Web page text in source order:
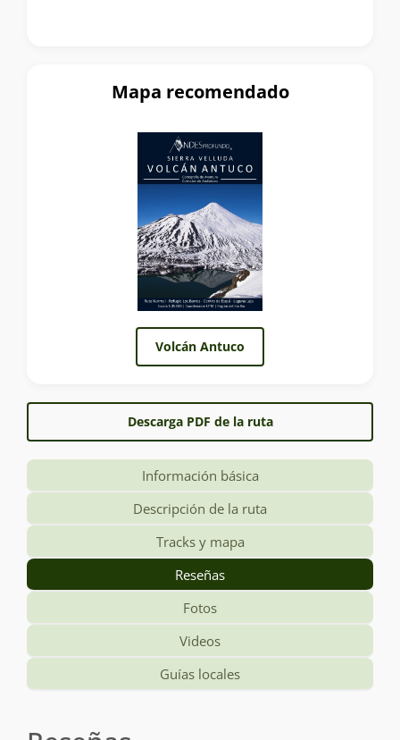
Mapa recomendado
Volcán Antuco
Descarga PDF de la ruta
Información básica
Descripción de la ruta
Tracks y mapa
Reseñas
Fotos
Videos
Guías locales